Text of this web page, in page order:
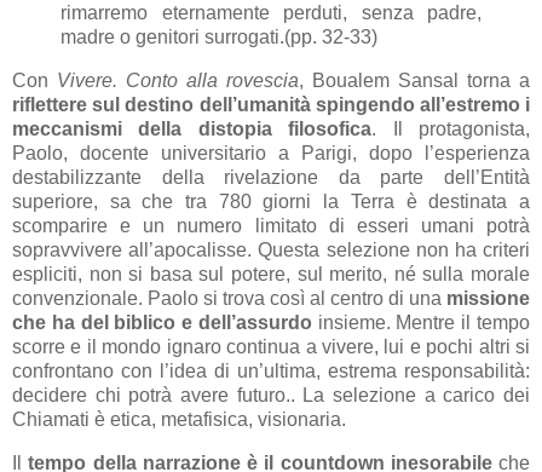
rimarremo eternamente perduti, senza padre,
madre o genitori surrogati.(pp. 32-33)
Con Vivere. Conto alla rovescia, Boualem Sansal torna a
riflettere sul destino dell’umanità spingendo all’estremo i
meccanismi della distopia filosofica. Il protagonista,
Paolo, docente universitario a Parigi, dopo l’esperienza
destabilizzante della rivelazione da parte dell’Entità
superiore, sa che tra 780 giorni la Terra è destinata a
scomparire e un numero limitato di esseri umani potrà
sopravvivere all’apocalisse. Questa selezione non ha criteri
espliciti, non si basa sul potere, sul merito, né sulla morale
convenzionale. Paolo si trova così al centro di una missione
che ha del biblico e dell’assurdo insieme. Mentre il tempo
scorre e il mondo ignaro continua a vivere, lui e pochi altri si
confrontano con l’idea di un’ultima, estrema responsabilità:
decidere chi potrà avere futuro.. La selezione a carico dei
Chiamati è etica, metafisica, visionaria.
Iltempo della narrazione è il countdown inesorabileche